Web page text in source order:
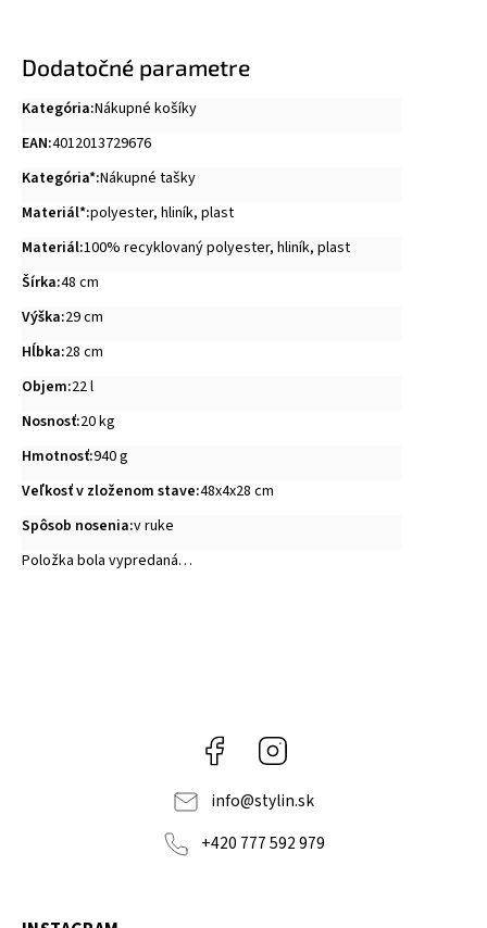
Dodatočné parametre
Kategória:Nákupné košíky
EAN:4012013729676
Kategória*:Nákupné tašky
Materiál*:polyester, hliník, plast
Materiál:100% recyklovaný polyester, hliník, plast
Šírka:48 cm
Výška:29 cm
Hĺbka:28 cm
Objem:22 l
Nosnosť:20 kg
Hmotnosť:940 g
Veľkosť v zloženom stave:48x4x28 cm
Spôsob nosenia:v ruke
Položka bola vypredaná…
Facebook
info@stylin.sk
+420 777 592 979